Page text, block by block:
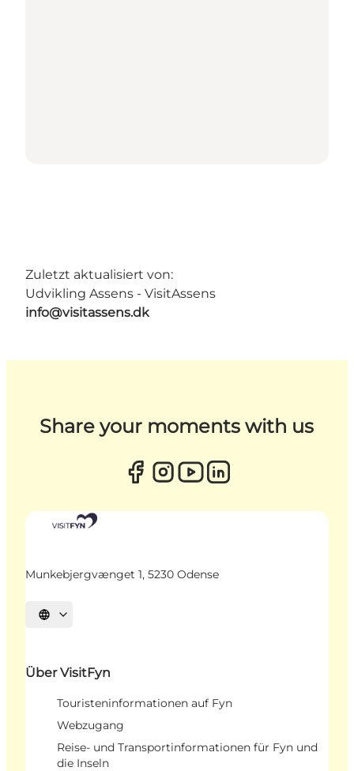
Zuletzt aktualisiert von:
Udvikling Assens - VisitAssens
info@visitassens.dk
Share your moments with us
Munkebjergvænget 1, 5230 Odense
Sprache auswählen
Über VisitFyn
Touristeninformationen auf Fyn
Webzugang
Reise- und Transportinformationen für Fyn und
die Inseln